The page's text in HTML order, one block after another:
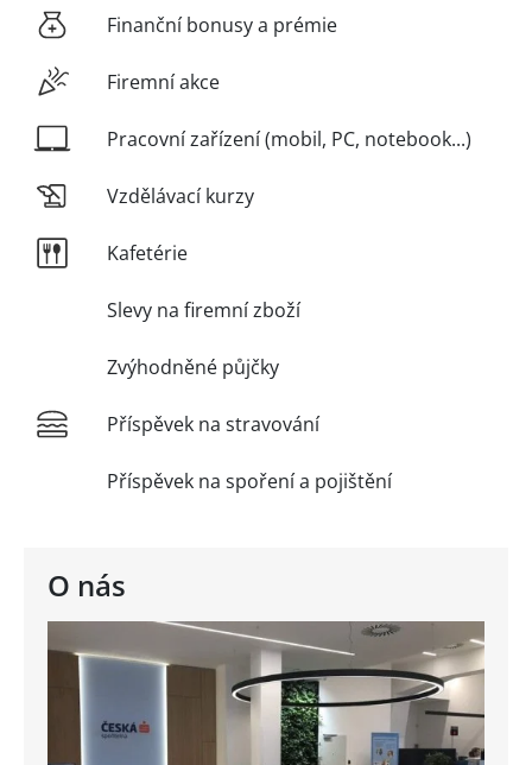
O nás
Finanční bonusy a prémie
Firemní akce
Pracovní zařízení (mobil, PC, notebook...)
Vzdělávací kurzy
Kafetérie
Slevy na firemní zboží
Zvýhodněné půjčky
Příspěvek na stravování
Příspěvek na spoření a pojištění